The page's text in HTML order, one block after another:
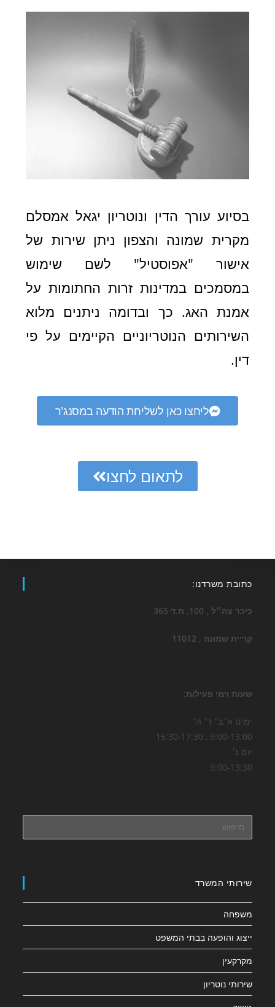
בסיוע עורך הדין ונוטריון יגאל אמסלם
מקרית שמונה והצפון ניתן שירות של
אישור "אפוסטיל" לשם שימוש
במסמכים במדינות זרות החתומות על
אמנת האג. כך ובדומה ניתנים מלוא
השירותים הנוטריוניים הקיימים על פי
דין.
ליחצו כאן לשליחת הודעה במסנג'ר
לתאום לחצו
כתובת משרדנו:
כיכר צה״ל , 100, ת.ד 365
קריית שמונה , 11012
שעות וימי פעילות:
ימים א׳,ב׳ ד׳ ה׳
9:00-13:00 , 15:30-17:30
יום ג׳
9:00-13:30
שירותי המשרד
משפחה
ייצוג והופעה בבתי המשפט
מקרקעין
שירותי נוטריון